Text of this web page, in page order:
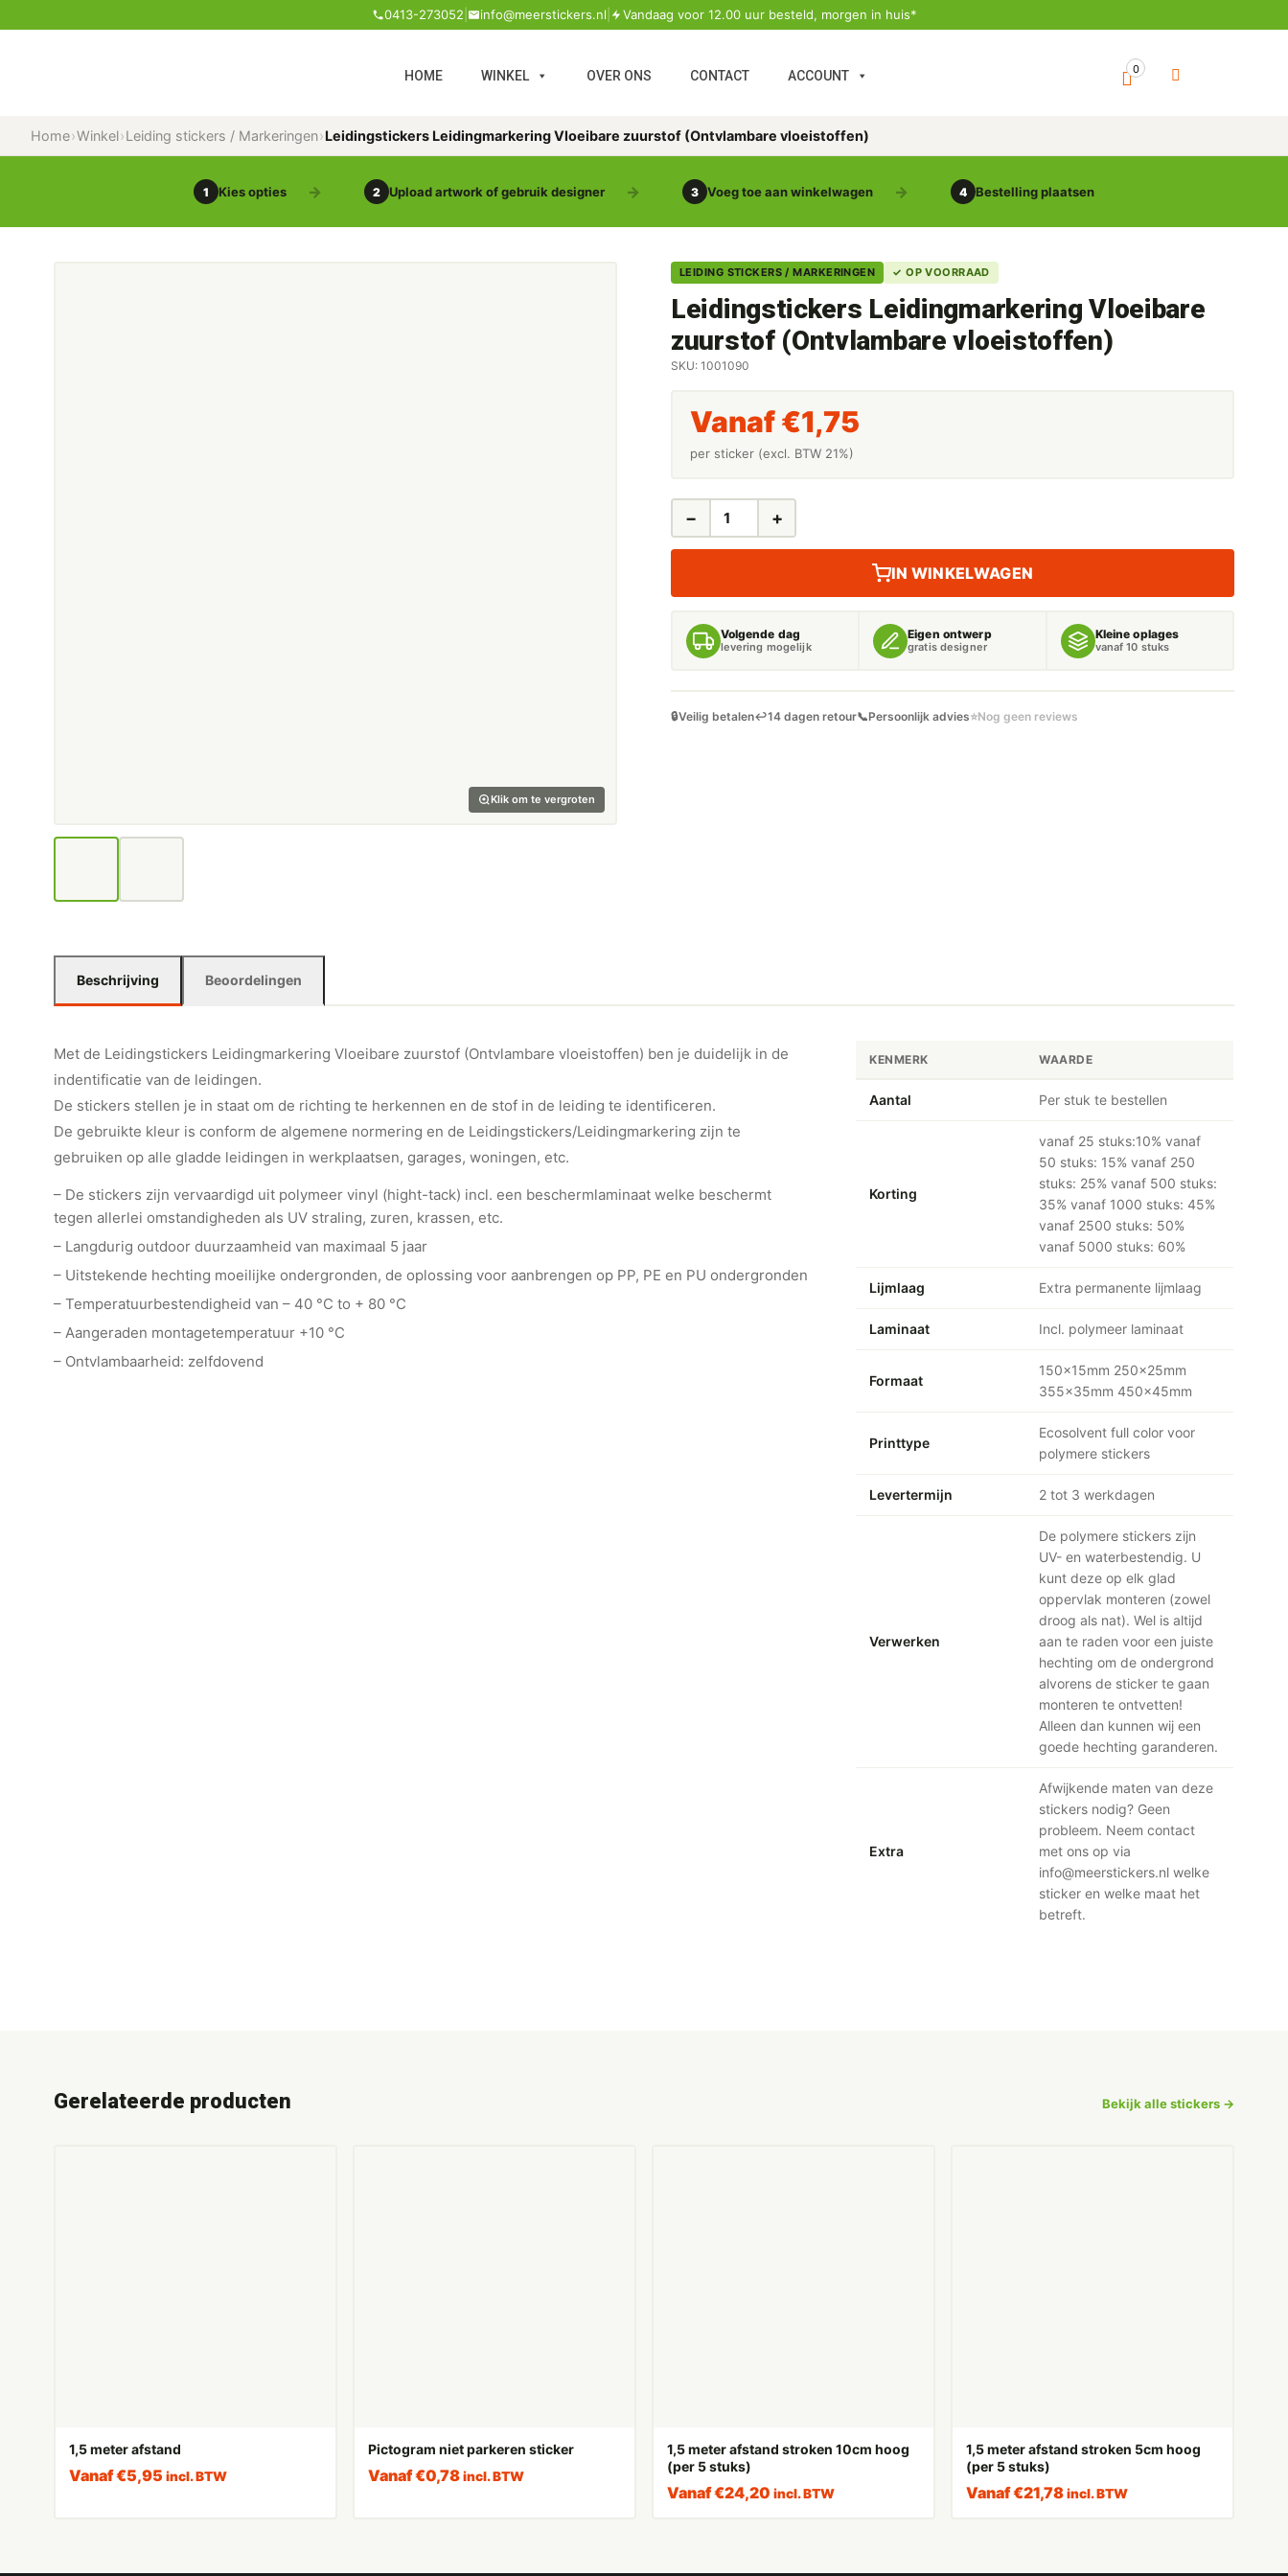
0413-273052 info@meerstickers.nl Vandaag voor 12.00 uur besteld, morgen in huis*
HOME WINKEL OVER ONS CONTACT ACCOUNT 0
Home›Winkel›Leiding stickers / Markeringen›Leidingstickers Leidingmarkering Vloeibare zuurstof (Ontvlambare vloeistoffen)
1 Kies opties 2 Upload artwork of gebruik designer 3 Voeg toe aan winkelwagen 4 Bestelling plaatsen
Klik om te vergroten
LEIDING STICKERS / MARKERINGEN ✓ OP VOORRAAD
Leidingstickers Leidingmarkering Vloeibare
zuurstof (Ontvlambare vloeistoffen)
SKU: 1001090
Vanaf €1,75
per sticker (excl. BTW 21%)
LEIDINGSTICKERS
VLOEISTOFFEN)
AANTAL
− +
IN WINKELWAGEN
Volgende dag
levering mogelijk
Eigen ontwerp
gratis designer
Kleine oplages
vanaf 10 stuks
🔒Veilig betalen↩️14 dagen retour📞Persoonlijk advies⭐Nog geen reviews
Beschrijving Beoordelingen
Met de Leidingstickers Leidingmarkering Vloeibare zuurstof (Ontvlambare vloeistoffen) ben je duidelijk in de
indentificatie van de leidingen.
De stickers stellen je in staat om de richting te herkennen en de stof in de leiding te identificeren.
De gebruikte kleur is conform de algemene normering en de Leidingstickers/Leidingmarkering zijn te
gebruiken op alle gladde leidingen in werkplaatsen, garages, woningen, etc.
– De stickers zijn vervaardigd uit polymeer vinyl (hight-tack) incl. een beschermlaminaat welke beschermt
tegen allerlei omstandigheden als UV straling, zuren, krassen, etc.
– Langdurig outdoor duurzaamheid van maximaal 5 jaar
– Uitstekende hechting moeilijke ondergronden, de oplossing voor aanbrengen op PP, PE en PU ondergronden
– Temperatuurbestendigheid van – 40 °C to + 80 °C
– Aangeraden montagetemperatuur +10 °C
– Ontvlambaarheid: zelfdovend
KENMERK WAARDE
Aantal Per stuk te bestellen
Korting
vanaf 25 stuks:10% vanaf
50 stuks: 15% vanaf 250
stuks: 25% vanaf 500 stuks:
35% vanaf 1000 stuks: 45%
vanaf 2500 stuks: 50%
vanaf 5000 stuks: 60%
Lijmlaag Extra permanente lijmlaag
Laminaat Incl. polymeer laminaat
Formaat
150x15mm 250x25mm
355x35mm 450x45mm
Printtype
Ecosolvent full color voor
polymere stickers
Levertermijn 2 tot 3 werkdagen
Verwerken
De polymere stickers zijn
UV- en waterbestendig. U
kunt deze op elk glad
oppervlak monteren (zowel
droog als nat). Wel is altijd
aan te raden voor een juiste
hechting om de ondergrond
alvorens de sticker te gaan
monteren te ontvetten!
Alleen dan kunnen wij een
goede hechting garanderen.
Extra
Afwijkende maten van deze
stickers nodig? Geen
probleem. Neem contact
met ons op via
info@meerstickers.nl welke
sticker en welke maat het
betreft.
Gerelateerde producten Bekijk alle stickers →
1,5 meter afstand
Vanaf€5,95 incl. BTW
Pictogram niet parkeren sticker
Vanaf€0,78 incl. BTW
1,5 meter afstand stroken 10cm hoog
(per 5 stuks)
Vanaf€24,20 incl. BTW
1,5 meter afstand stroken 5cm hoog
(per 5 stuks)
Vanaf€21,78 incl. BTW